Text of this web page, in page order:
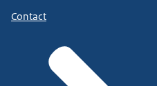
Contact